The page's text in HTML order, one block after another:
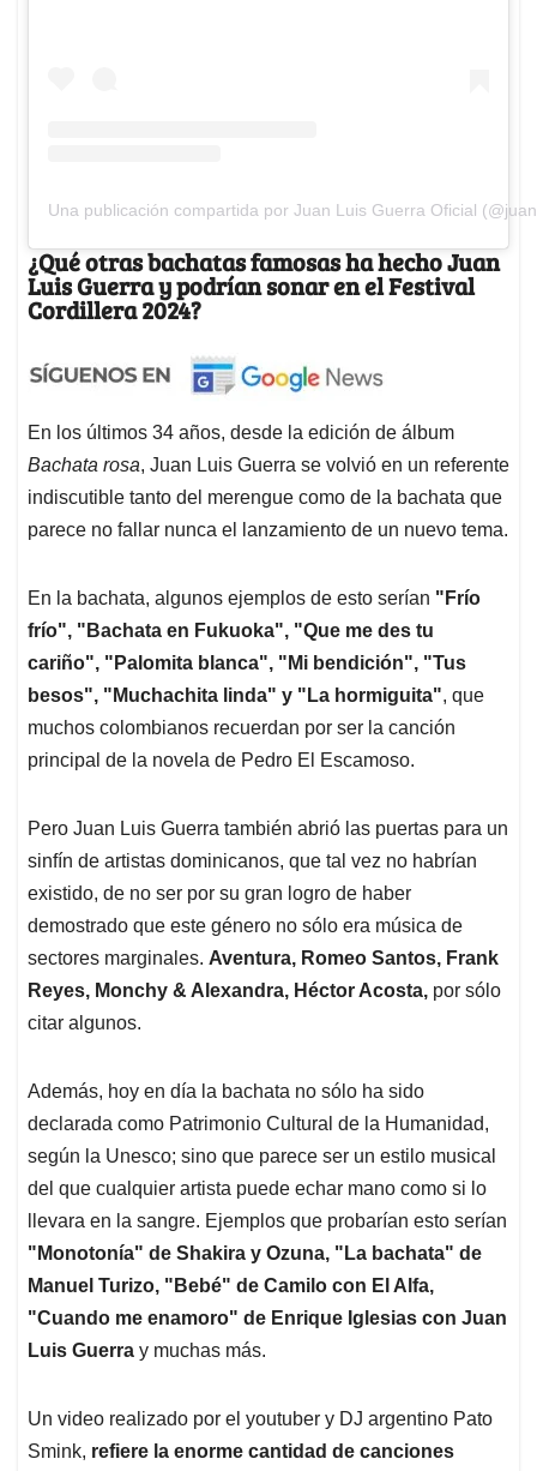
Una publicación compartida por Juan Luis Guerra Oficial
¿Qué otras bachatas famosas ha hecho Juan
Luis Guerra y podrían sonar en el Festival
Cordillera 2024?
En los últimos 34 años, desde la edición de álbum
Bachata rosa, Juan Luis Guerra se volvió en un referente
indiscutible tanto del merengue como de la bachata que
parece no fallar nunca el lanzamiento de un nuevo tema.
En la bachata, algunos ejemplos de esto serían "Frío
frío", "Bachata en Fukuoka", "Que me des tu
cariño", "Palomita blanca", "Mi bendición", "Tus
besos", "Muchachita linda" y "La hormiguita", que
muchos colombianos recuerdan por ser la canción
principal de la novela de Pedro El Escamoso.
Pero Juan Luis Guerra también abrió las puertas para un
sinfín de artistas dominicanos, que tal vez no habrían
existido, de no ser por su gran logro de haber
demostrado que este género no sólo era música de
sectores marginales. Aventura, Romeo Santos, Frank
Reyes, Monchy & Alexandra, Héctor Acosta, por sólo
citar algunos.
Además, hoy en día la bachata no sólo ha sido
declarada como Patrimonio Cultural de la Humanidad,
según la Unesco; sino que parece ser un estilo musical
del que cualquier artista puede echar mano como si lo
llevara en la sangre. Ejemplos que probarían esto serían
"Monotonía" de Shakira y Ozuna, "La bachata" de
Manuel Turizo, "Bebé" de Camilo con El Alfa,
"Cuando me enamoro" de Enrique Iglesias con Juan
Luis Guerra y muchas más.
Un video realizado por el youtuber y DJ argentino Pato
Smink, refiere la enorme cantidad de canciones